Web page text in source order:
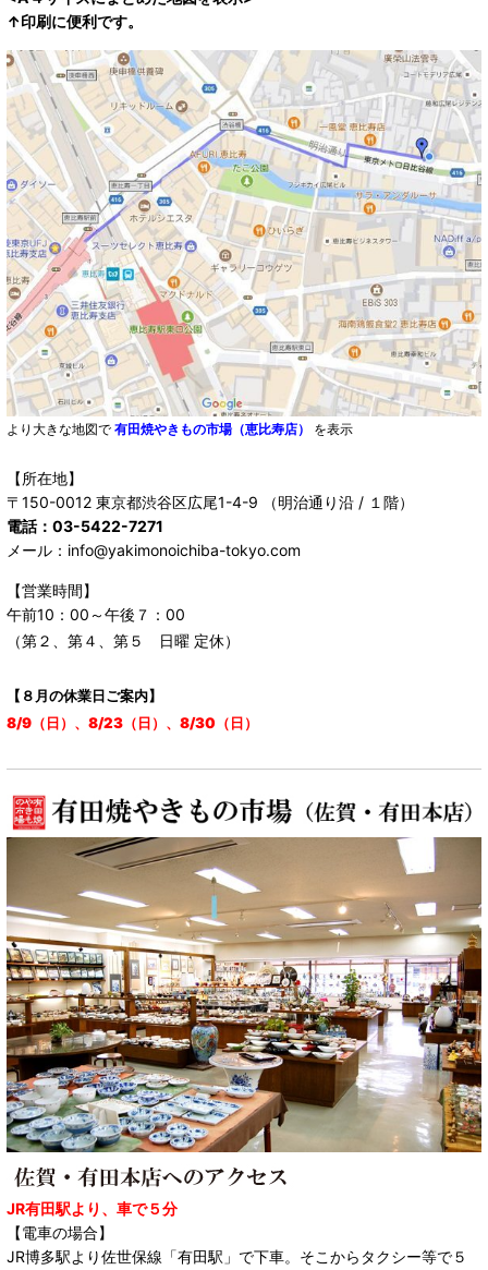
↑印刷に便利です。
より大きな地図で 有田焼やきもの市場（恵比寿店） を表示
【所在地】
〒150-0012 東京都渋谷区広尾1-4-9 （明治通り沿 / １階）
電話：03-5422-7271
メール：info@yakimonoichiba-tokyo.com
【営業時間】
午前10：00～午後７：00
（第２、第４、第５ 日曜 定休）
【８月の休業日ご案内】
8/9（日）、8/23（日）、8/30（日）
JR有田駅より、車で５分
【電車の場合】
JR博多駅より佐世保線「有田駅」で下車。そこからタクシー等で５